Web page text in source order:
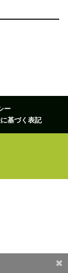
ー
基づく表記